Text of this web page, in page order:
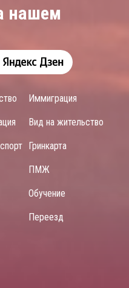
нашем
Иммиграция
Вид на жительство
Гринкарта
ПМЖ
Обучение
Переезд